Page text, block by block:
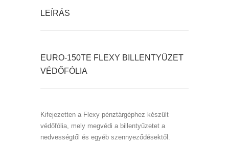
LEÍRÁS
EURO-150TE FLEXY BILLENTYŰZET
VÉDŐFÓLIA
Kifejezetten a Flexy pénztárgéphez készült
védőfólia, mely megvédi a billentyűzetet a
nedvességtől és egyéb szennyeződésektől.